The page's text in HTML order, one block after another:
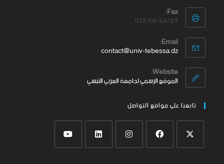
Fax:
037/58/46/29
Email:
contact@univ-tebessa.dz
Website:
الموقع الرسمي لجامعة العربي التبسي
تابعنا على موافع التواصل